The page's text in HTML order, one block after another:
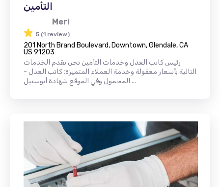
التأمين
Meri
5 (1 review)
201 North Brand Boulevard, Downtown, Glendale, CA
US 91203
رئيس كاتب العدل وخدمات التأمين نحن نقدم الخدمات
التالية بأسعار معقولة وخدمة العملاء المتميزة: كاتب العدل -
المحمول وفي الموقع شهادة أبوستيل ...